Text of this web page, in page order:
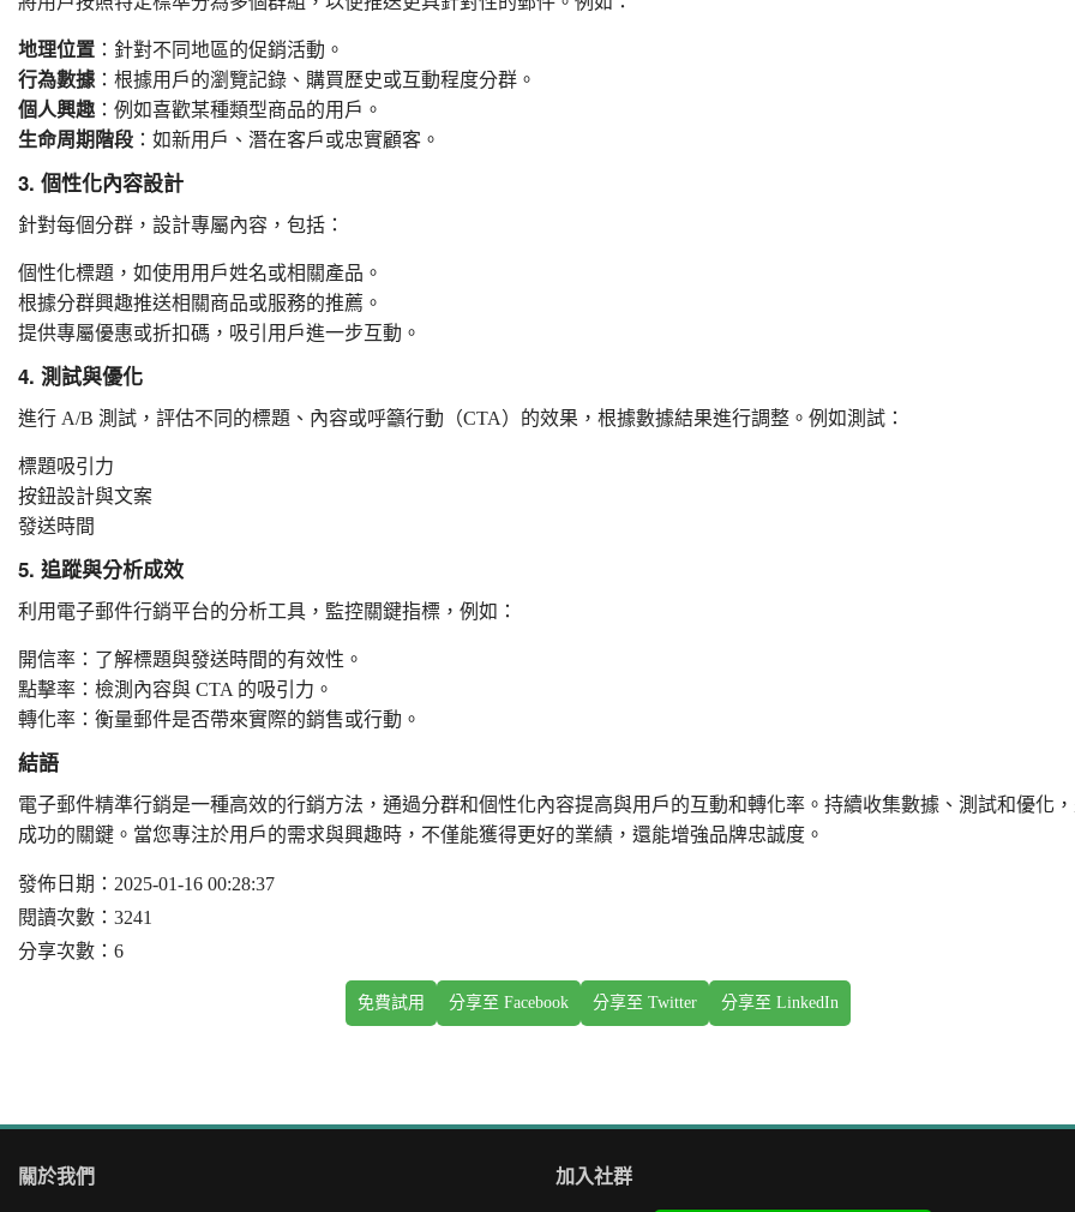
地理位置 ：針對不同地區的促銷活動。
行為數據 ：根據用戶的瀏覽記錄、購買歷史或互動程度分群。
個人興趣 ：例如喜歡某種類型商品的用戶。
生命周期階段 ：如新用戶、潛在客戶或忠實顧客。
3. 個性化內容設計
針對每個分群，設計專屬內容，包括：
個性化標題，如使用用戶姓名或相關產品。
根據分群興趣推送相關商品或服務的推薦。
提供專屬優惠或折扣碼，吸引用戶進一步互動。
4. 測試與優化
進行 A/B 測試，評估不同的標題、內容或呼籲行動（CTA）的效果，根據數據結果進行調整。例如測試：
標題吸引力
按鈕設計與文案
發送時間
5. 追蹤與分析成效
利用電子郵件行銷平台的分析工具，監控關鍵指標，例如：
開信率：了解標題與發送時間的有效性。
點擊率：檢測內容與 CTA 的吸引力。
轉化率：衡量郵件是否帶來實際的銷售或行動。
結語
電子郵件精準行銷是一種高效的行銷方法，通過分群和個性化內容提高與用戶的互動和轉化率。持續收集數據、測試和優化
成功的關鍵。當您專注於用戶的需求與興趣時，不僅能獲得更好的業績，還能增強品牌忠誠度。
發佈日期：2025-01-16 00:28:37
閱讀次數：3241
分享次數：6
免費試用 分享至 Facebook 分享至 Twitter 分享至 LinkedIn
關於我們 加入社群